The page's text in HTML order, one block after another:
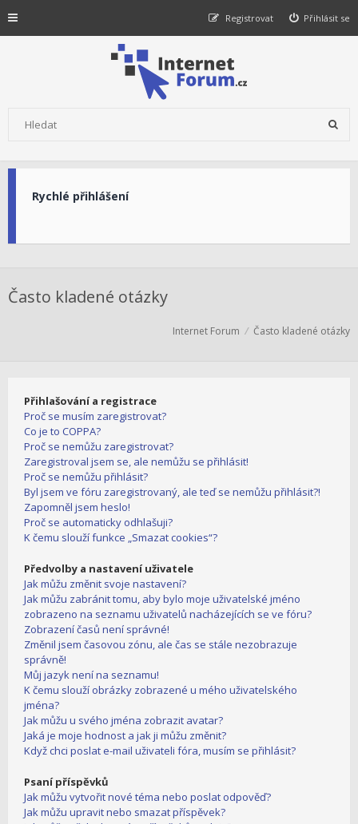
Přihlásit se
Registrovat
Rychlé přihlášení
Často kladené otázky
Internet Forum Často kladené otázky
Přihlašování a registrace
Proč se musím zaregistrovat?
Co je to COPPA?
Proč se nemůžu zaregistrovat?
Zaregistroval jsem se, ale nemůžu se přihlásit!
Proč se nemůžu přihlásit?
Byl jsem ve fóru zaregistrovaný, ale teď se nemůžu přihlásit?!
Zapomněl jsem heslo!
Proč se automaticky odhlašuji?
K čemu slouží funkce „Smazat cookies“?
Předvolby a nastavení uživatele
Jak můžu změnit svoje nastavení?
Jak můžu zabránit tomu, aby bylo moje uživatelské jméno
zobrazeno na seznamu uživatelů nacházejících se ve fóru?
Zobrazení časů není správné!
Změnil jsem časovou zónu, ale čas se stále nezobrazuje
správně!
Můj jazyk není na seznamu!
K čemu slouží obrázky zobrazené u mého uživatelského
jména?
Jak můžu u svého jména zobrazit avatar?
Jaká je moje hodnost a jak ji můžu změnit?
Když chci poslat e-mail uživateli fóra, musím se přihlásit?
Psaní příspěvků
Jak můžu vytvořit nové téma nebo poslat odpověď?
Jak můžu upravit nebo smazat příspěvek?